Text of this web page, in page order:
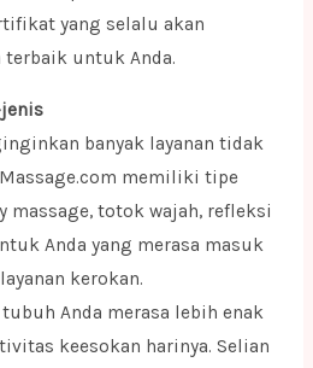
yang selalu akan
terbaik untuk Anda.
jenis
banyak layanan tidak
memiliki tipe
massage, totok wajah, refleksi
Anda yang merasa masuk
kerokan.
Anda merasa lebih enak
keesokan harinya. Selian